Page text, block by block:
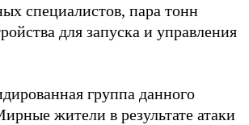
специалистов, пара тонн
для запуска и управления
группа данного
жители в результате атаки